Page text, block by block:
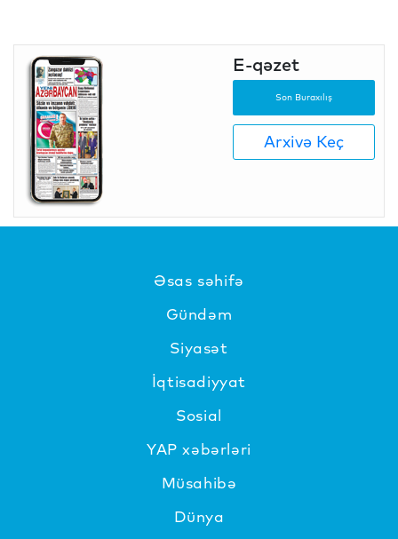
E-qəzet
Son Buraxılış
Arxivə Keç
Əsas səhifə
Gündəm
Siyasət
İqtisadiyyat
Sosial
YAP xəbərləri
Müsahibə
Dünya